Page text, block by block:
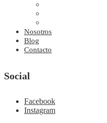
Nosotros
Blog
Contacto
Social
Facebook
Instagram